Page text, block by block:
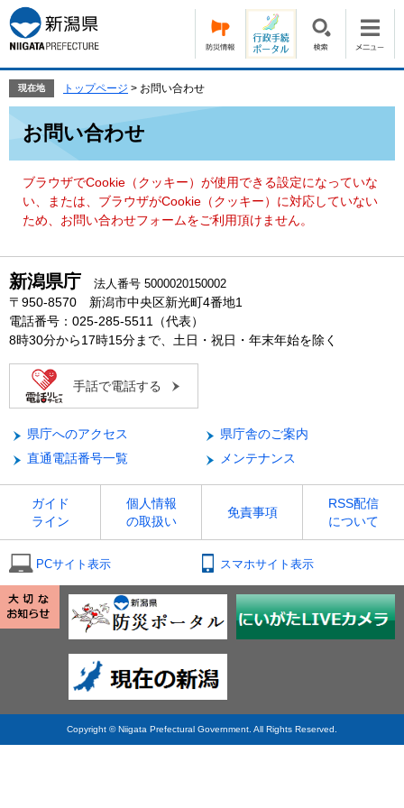
ー
ジ
の
頭
す。
ニ
ュ
ー
飛
て
現在地 トップページ > お問い合わせ
お問い合わせ
ブラウザでCookie（クッキー）が使用できる設定になっていな
い、または、ブラウザがCookie（クッキー）に対応していない
ため、お問い合わせフォームをご利用頂けません。
新潟県庁 法人番号 5000020150002
〒950-8570 新潟市中央区新光町4番地1
電話番号：025-285-5511（代表）
8時30分から17時15分まで、土日・祝日・年末年始を除く
手話で電話する
県庁へのアクセス
県庁舎のご案内
直通電話番号一覧
メンテナンス
ガイド
ライン
個人情報
の取扱い
免責事項
RSS配信
について
PCサイト表示 スマホサイト表示
Copyright © Niigata Prefectural Government. All Rights Reserved.